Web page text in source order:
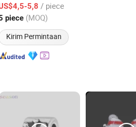
5,8 / piece
piece (MOQ)
Kirim Permintaan
Harga mulai 2020